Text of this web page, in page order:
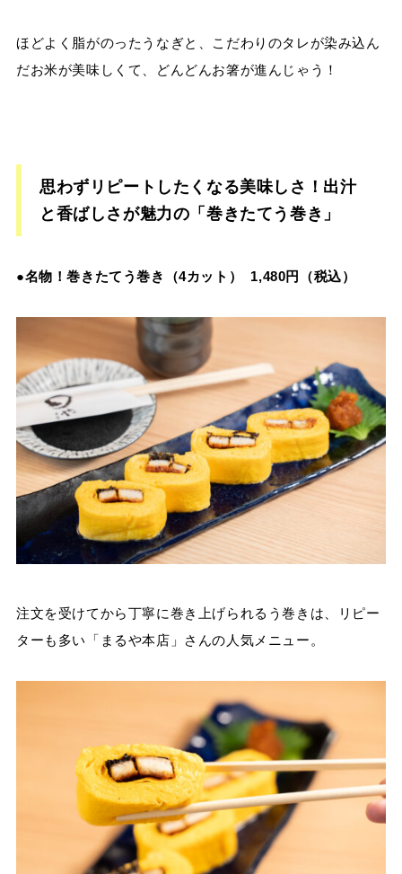
ほどよく脂がのったうなぎと、こだわりのタレが染み込ん
だお米が美味しくて、どんどんお箸が進んじゃう！
思わずリピートしたくなる美味しさ！出汁
と香ばしさが魅力の「 巻きたてう巻き」
●名物！巻きたてう巻き（4カット） 1,480円（税込）
注文を受けてから丁寧に巻き上げられるう巻きは、リピー
ターも多い「まるや本店」さんの人気メニュー。